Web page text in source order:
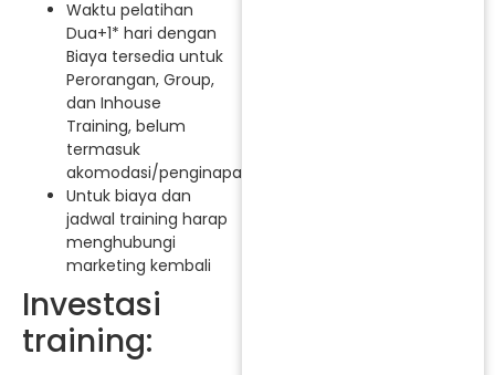
Waktu pelatihan
Dua+1* hari dengan
Biaya tersedia untuk
Perorangan, Group,
dan Inhouse
Training, belum
termasuk
akomodasi/penginapan.
Untuk biaya dan
jadwal training harap
menghubungi
marketing kembali
Investasi
training: